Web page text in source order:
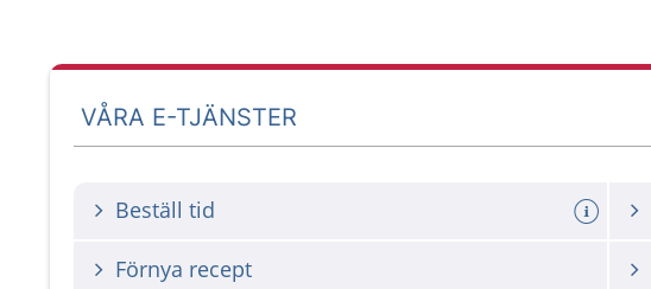
VÅRA E-TJÄNSTER
Beställ tid
Förnya recept